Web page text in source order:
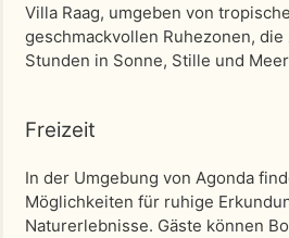
Villa Raag, umgeben von
geschmackvollen Ruhezonen, die
Stunden in Sonne, Stille und
Freizeit
In der Umgebung von Agonda
Möglichkeiten für ruhige
Naturerlebnisse. Gäste können